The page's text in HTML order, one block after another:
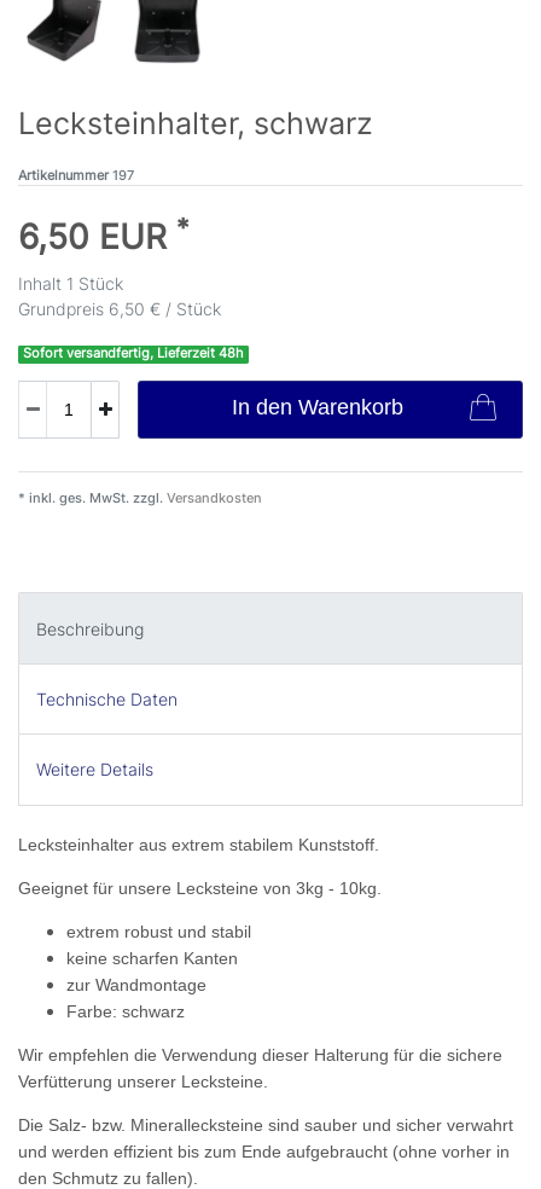
Lecksteinhalter, schwarz
Artikelnummer197
6,50 EUR *
Inhalt 1 Stück
Grundpreis 6,50 € / Stück
Sofort versandfertig, Lieferzeit 48h
In den Warenkorb
* inkl. ges. MwSt. zzgl. Versandkosten
Beschreibung
Technische Daten
Weitere Details
Lecksteinhalter aus extrem stabilem Kunststoff.
Geeignet für unsere Lecksteine von 3kg - 10kg.
extrem robust und stabil
keine scharfen Kanten
zur Wandmontage
Farbe: schwarz
Wir empfehlen die Verwendung dieser Halterung für die sichere
Verfütterung unserer Lecksteine.
Die Salz- bzw. Minerallecksteine sind sauber und sicher verwahrt
und werden effizient bis zum Ende aufgebraucht (ohne vorher in
den Schmutz zu fallen).